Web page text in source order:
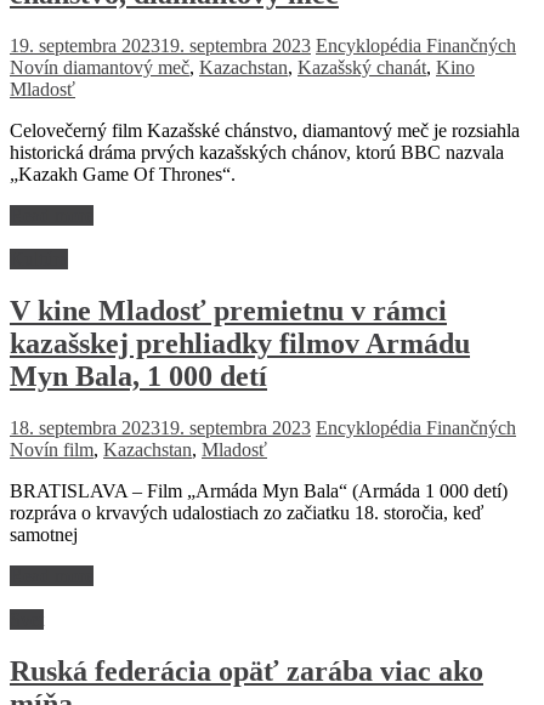
19. septembra 202319. septembra 2023 Encyklopédia Finančných
Novín diamantový meč, Kazachstan, Kazašský chanát, Kino
Mladosť
Celovečerný film Kazašské chánstvo, diamantový meč je rozsiahla
historická dráma prvých kazašských chánov, ktorú BBC nazvala
„Kazakh Game Of Thrones“.
V kine Mladosť premietnu v rámci
kazašskej prehliadky filmov Armádu
Myn Bala, 1 000 detí
18. septembra 202319. septembra 2023 Encyklopédia Finančných
Novín film, Kazachstan, Mladosť
BRATISLAVA – Film „Armáda Myn Bala“ (Armáda 1 000 detí)
rozpráva o krvavých udalostiach zo začiatku 18. storočia, keď
samotnej
Ruská federácia opäť zarába viac ako